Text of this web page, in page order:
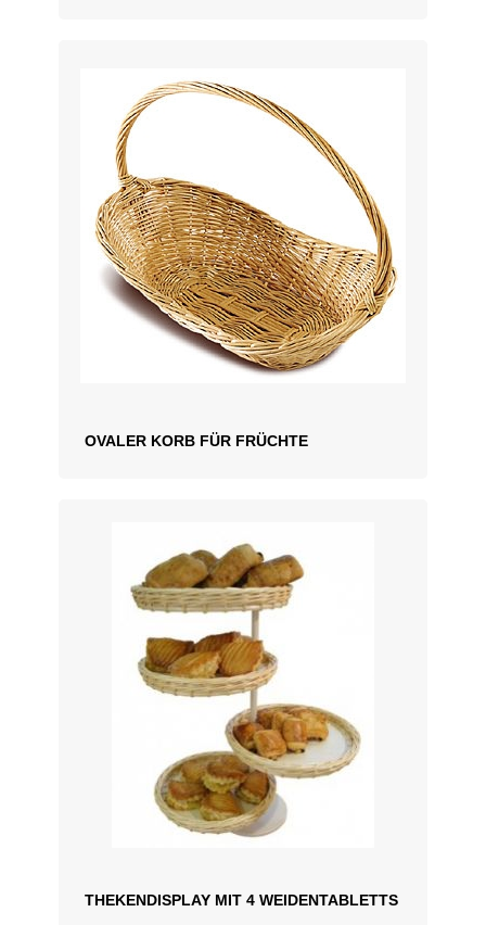
OVALER KORB FÜR FRÜCHTE
THEKENDISPLAY MIT 4 WEIDENTABLETTS